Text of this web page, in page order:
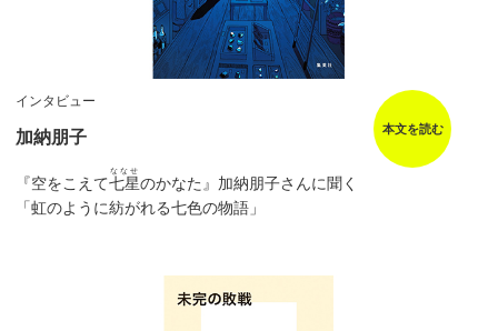
インタビュー
加納朋子
『空をこえて七星
ななせ
のかなた』加納朋子さんに聞く
「虹のように紡がれる七色の物語」
本文を読む